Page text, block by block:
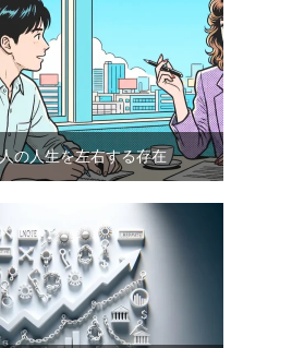
の人生を左右する存在